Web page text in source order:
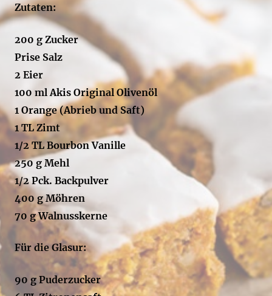
Zutaten:
200 g Zucker
Prise Salz
2 Eier
100 ml Akis Original Olivenöl
1 Orange (Abrieb und Saft)
1 TL Zimt
1/2 TL Bourbon Vanille
250 g Mehl
1/2 Pck. Backpulver
400 g Möhren
70 g Walnusskerne
Für die Glasur:
90 g Puderzucker